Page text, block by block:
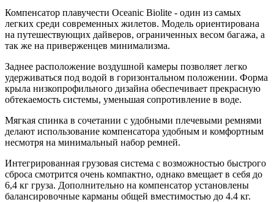
Компенсатор плавучести Oceanic Biolite - один из самых
легких среди современных жилетов. Модель ориентирована
на путешествующих дайверов, ограниченных весом багажа, а
так же на приверженцев минимализма.
Заднее расположение воздушной камеры позволяет легко
удерживаться под водой в горизонтальном положении. Форма
крыла низкопрофильного дизайна обеспечивает прекрасную
обтекаемость системы, уменьшая сопротивление в воде.
Мягкая спинка в сочетании с удобными плечевыми ремнями
делают использование компенсатора удобным и комфортным
несмотря на минимальный набор ремней.
Интегрированная грузовая система с возможностью быстрого
сброса смотрится очень компактно, однако вмещает в себя до
6,4 кг груза. Дополнительно на компенсатор установлены
балансировочные карманы общей вместимостью до 4.4 кг.